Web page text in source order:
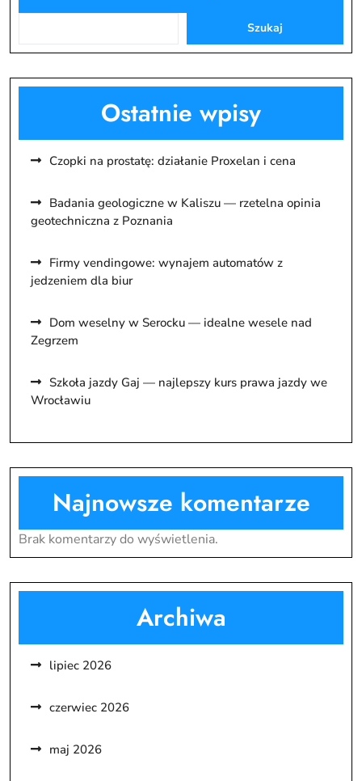
Szukaj
Ostatnie wpisy
Czopki na prostatę: działanie Proxelan i cena
Badania geologiczne w Kaliszu — rzetelna opinia
geotechniczna z Poznania
Firmy vendingowe: wynajem automatów z
jedzeniem dla biur
Dom weselny w Serocku — idealne wesele nad
Zegrzem
Szkoła jazdy Gaj — najlepszy kurs prawa jazdy we
Wrocławiu
Najnowsze komentarze
Brak komentarzy do wyświetlenia.
Archiwa
lipiec 2026
czerwiec 2026
maj 2026